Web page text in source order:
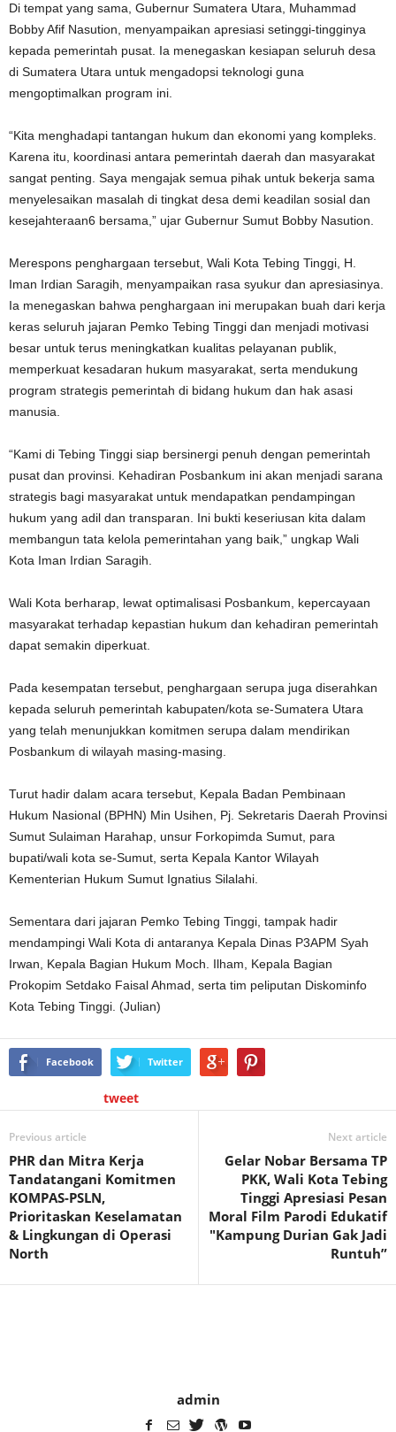
Di tempat yang sama, Gubernur Sumatera Utara, Muhammad
Bobby Afif Nasution, menyampaikan apresiasi setinggi-tingginya
kepada pemerintah pusat. Ia menegaskan kesiapan seluruh desa
di Sumatera Utara untuk mengadopsi teknologi guna
mengoptimalkan program ini.
“Kita menghadapi tantangan hukum dan ekonomi yang kompleks.
Karena itu, koordinasi antara pemerintah daerah dan masyarakat
sangat penting. Saya mengajak semua pihak untuk bekerja sama
menyelesaikan masalah di tingkat desa demi keadilan sosial dan
kesejahteraan6 bersama,” ujar Gubernur Sumut Bobby Nasution.
Merespons penghargaan tersebut, Wali Kota Tebing Tinggi, H.
Iman Irdian Saragih, menyampaikan rasa syukur dan apresiasinya.
Ia menegaskan bahwa penghargaan ini merupakan buah dari kerja
keras seluruh jajaran Pemko Tebing Tinggi dan menjadi motivasi
besar untuk terus meningkatkan kualitas pelayanan publik,
memperkuat kesadaran hukum masyarakat, serta mendukung
program strategis pemerintah di bidang hukum dan hak asasi
manusia.
“Kami di Tebing Tinggi siap bersinergi penuh dengan pemerintah
pusat dan provinsi. Kehadiran Posbankum ini akan menjadi sarana
strategis bagi masyarakat untuk mendapatkan pendampingan
hukum yang adil dan transparan. Ini bukti keseriusan kita dalam
membangun tata kelola pemerintahan yang baik,” ungkap Wali
Kota Iman Irdian Saragih.
Wali Kota berharap, lewat optimalisasi Posbankum, kepercayaan
masyarakat terhadap kepastian hukum dan kehadiran pemerintah
dapat semakin diperkuat.
Pada kesempatan tersebut, penghargaan serupa juga diserahkan
kepada seluruh pemerintah kabupaten/kota se-Sumatera Utara
yang telah menunjukkan komitmen serupa dalam mendirikan
Posbankum di wilayah masing-masing.
Turut hadir dalam acara tersebut, Kepala Badan Pembinaan
Hukum Nasional (BPHN) Min Usihen, Pj. Sekretaris Daerah Provinsi
Sumut Sulaiman Harahap, unsur Forkopimda Sumut, para
bupati/wali kota se-Sumut, serta Kepala Kantor Wilayah
Kementerian Hukum Sumut Ignatius Silalahi.
Sementara dari jajaran Pemko Tebing Tinggi, tampak hadir
mendampingi Wali Kota di antaranya Kepala Dinas P3APM Syah
Irwan, Kepala Bagian Hukum Moch. Ilham, Kepala Bagian
Prokopim Setdako Faisal Ahmad, serta tim peliputan Diskominfo
Kota Tebing Tinggi. (Julian)
Facebook Twitter
tweet
Previous article
PHR dan Mitra Kerja
Tandatangani Komitmen
KOMPAS-PSLN,
Prioritaskan Keselamatan
& Lingkungan di Operasi
North
Next article
Gelar Nobar Bersama TP
PKK, Wali Kota Tebing
Tinggi Apresiasi Pesan
Moral Film Parodi Edukatif
"Kampung Durian Gak Jadi
Runtuh”
admin